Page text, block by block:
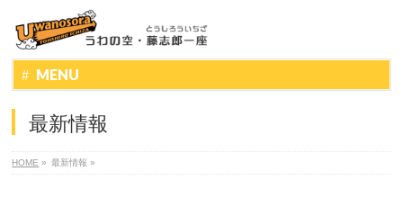
MENU
最新情報
HOME » 最新情報 »